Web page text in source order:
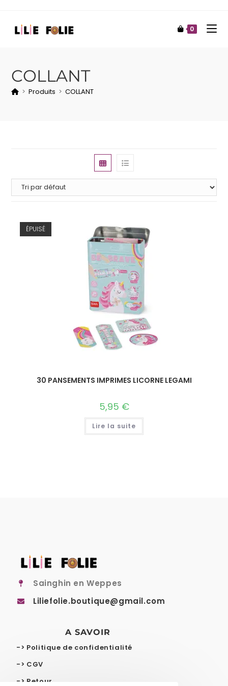
0
COLLANT
> Produits > COLLANT
ÉPUISÉ
30 PANSEMENTS IMPRIMES LICORNE LEGAMI
5,95 €
Lire la suite
Sainghin en Weppes
Liliefolie.boutique@gmail.com
A SAVOIR
-> Politique de confidentialité
-> CGV
-> Retour